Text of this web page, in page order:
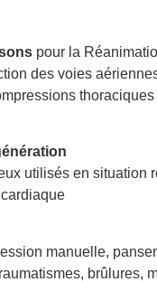
pour la
des voies
thoraciques
utilisés en situation
manuelle,
brûlures,